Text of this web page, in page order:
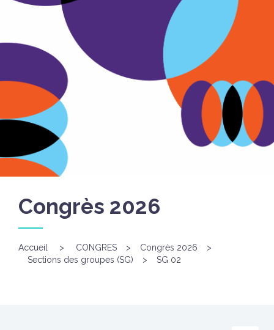
Congrès 2026
Accueil > CONGRES > Congrès 2026
>
Sections des groupes (SG)
> SG 02